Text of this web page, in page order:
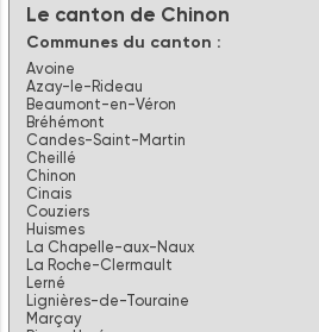
Le canton de Chinon
Communes du canton :
Avoine
Azay-le-Rideau
Beaumont-en-Véron
Bréhémont
Candes-Saint-Martin
Cheillé
Chinon
Cinais
Couziers
Huismes
La Chapelle-aux-Naux
La Roche-Clermault
Lerné
Lignières-de-Touraine
Marçay